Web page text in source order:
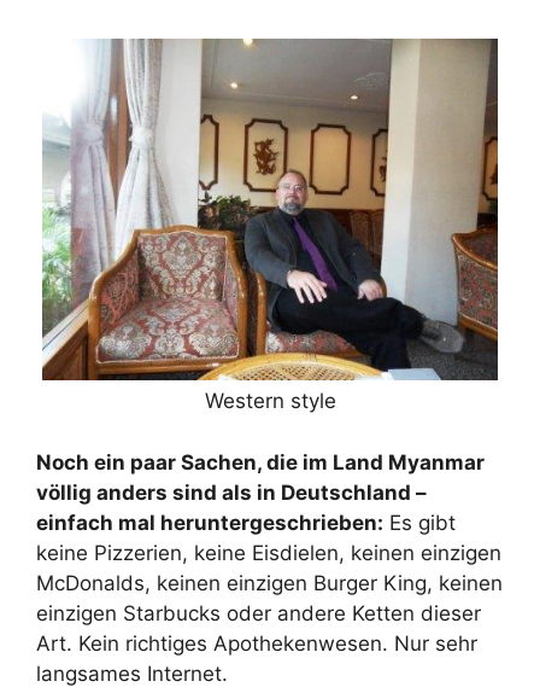
Western style
Noch ein paar Sachen, die im Land Myanmar
völlig anders sind als in Deutschland –
einfach mal heruntergeschrieben: Es gibt
keine Pizzerien, keine Eisdielen, keinen einzigen
McDonalds, keinen einzigen Burger King, keinen
einzigen Starbucks oder andere Ketten dieser
Art. Kein richtiges Apothekenwesen. Nur sehr
langsames Internet.